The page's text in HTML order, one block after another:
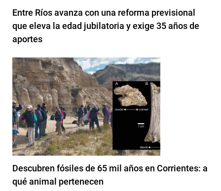
Entre Ríos avanza con una reforma previsional
que eleva la edad jubilatoria y exige 35 años de
aportes
Descubren fósiles de 65 mil años en Corrientes: a
qué animal pertenecen